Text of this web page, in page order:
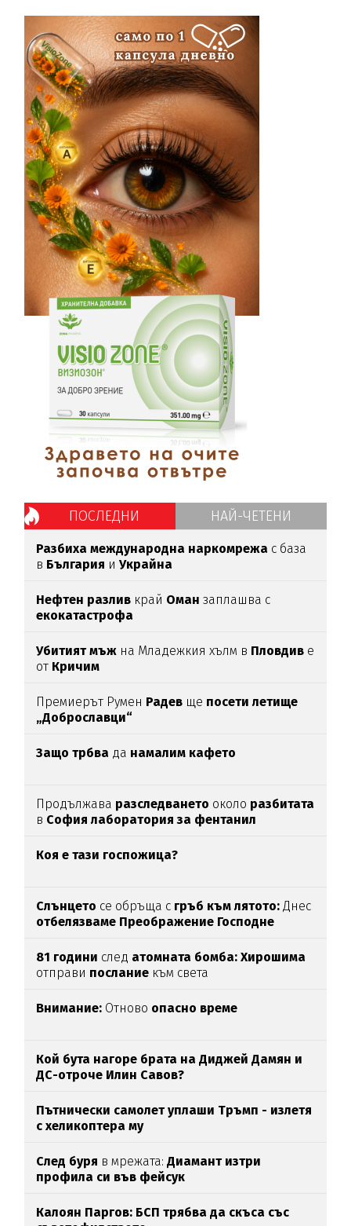
ПОСЛЕДНИ НАЙ-ЧЕТЕНИ
Разбиха международна наркомрежа с база
в България иУкрайна
Нефтен разлив край Оманзаплашва с
екокатастрофа
Убитият мъж на Младежкия хълм в Пловдив е
от Кричим
Премиерът Румен Радев ще посети летище
„Доброславци“
Защо трбва да намалим кафето
Продължава разследването около разбитата
в София лаборатория за фентанил
Коя е тази госпожица?
Слънцето се обръща с гръб към лятото:Днес
отбелязваме Преображение Господне
81 години след атомната бомба: Хирошима
отправи послание към света
Внимание: Отново опасно време
Кой бута нагоре брата на Диджей Дамян и
ДС-отроче Илин Савов?
Пътнически самолет уплаши Тръмп - излетя
с хеликоптера му
След буря в мрежата:Диамант изтри
профила си във фейсук
Калоян Паргов: БСП трябва да скъса със